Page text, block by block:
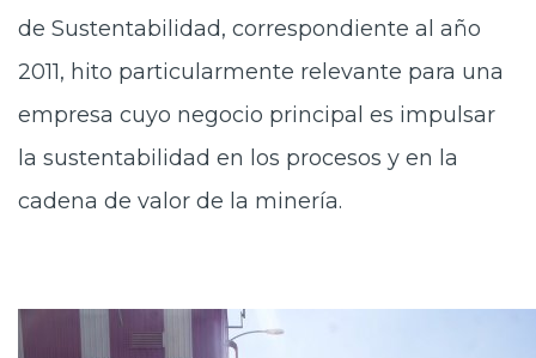
de Sustentabilidad, correspondiente al año
2011, hito particularmente relevante para una
empresa cuyo negocio principal es impulsar
la sustentabilidad en los procesos y en la
cadena de valor de la minería.